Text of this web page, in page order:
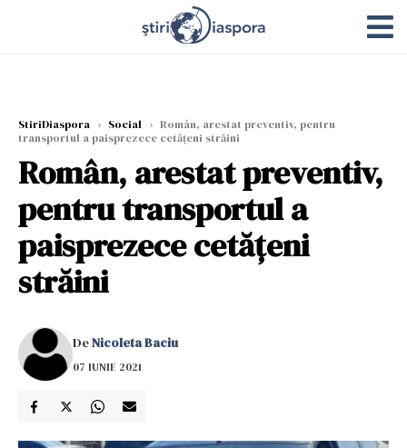
StiriDiaspora › Social › Român, arestat preventiv, pentru
transportul a paisprezece cetăţeni străini
Român, arestat preventiv,
pentru transportul a
paisprezece cetăţeni
străini
DeNicoleta Baciu
07 IUNIE 2021